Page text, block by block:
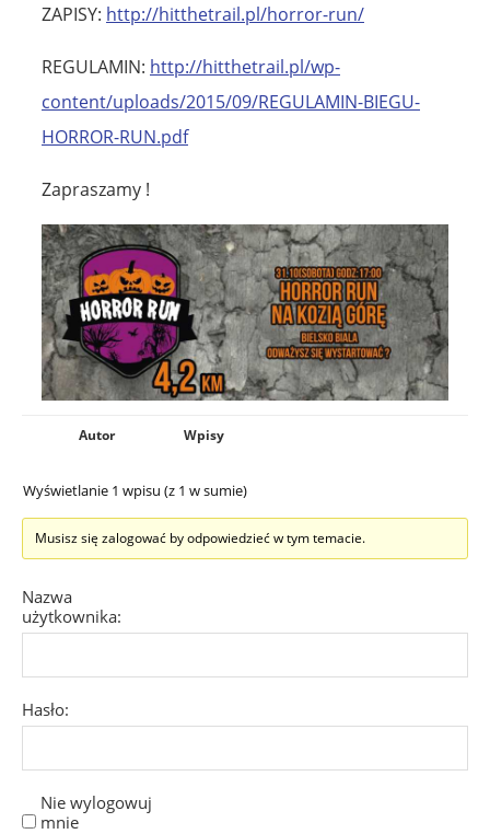
ZAPISY: http://hitthetrail.pl/horror-run/
REGULAMIN: http://hitthetrail.pl/wp-
content/uploads/2015/09/REGULAMIN-BIEGU-
HORROR-RUN.pdf
Zapraszamy !
Autor Wpisy
Wyświetlanie 1 wpisu (z 1 w sumie)
Musisz się zalogować by odpowiedzieć w tym temacie.
Nazwa
użytkownika:
Hasło:
Nie wylogowuj
mnie